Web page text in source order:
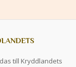
till Kryddlandets